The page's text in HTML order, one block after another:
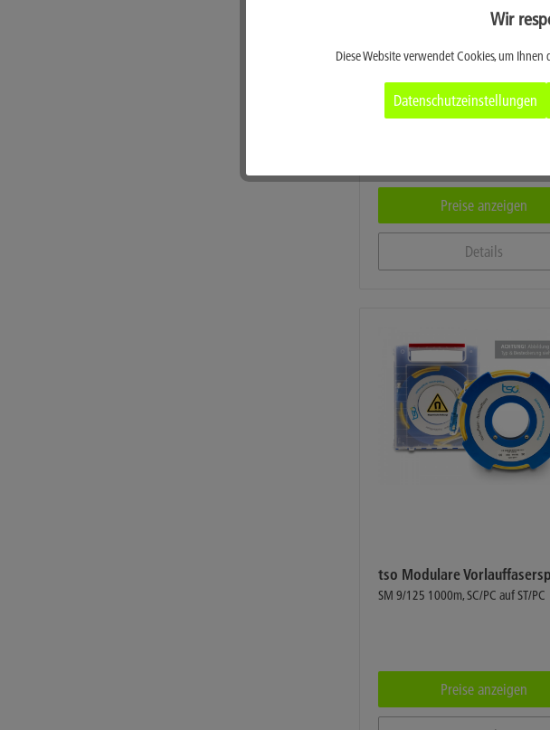
Preise anzeigen
Details
tso Modulare
SM 9/125 1000m, SC/PC auf ST/PC
Preise anzeigen
Service
Wir
Diese Website verwendet Cookies, um
Datenschutzeinstellungen